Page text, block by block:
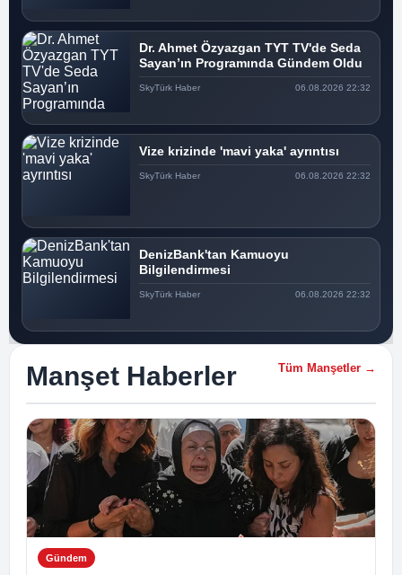
Dr. Ahmet Özyazgan TYT TV'de Seda
Sayan’ın Programında Gündem Oldu
SkyTürk Haber 06.08.2026 22:32
Vize krizinde 'mavi yaka' ayrıntısı
SkyTürk Haber 06.08.2026 22:32
DenizBank'tan Kamuoyu
Bilgilendirmesi
SkyTürk Haber 06.08.2026 22:32
Manşet Haberler Tüm Manşetler →
Gündem